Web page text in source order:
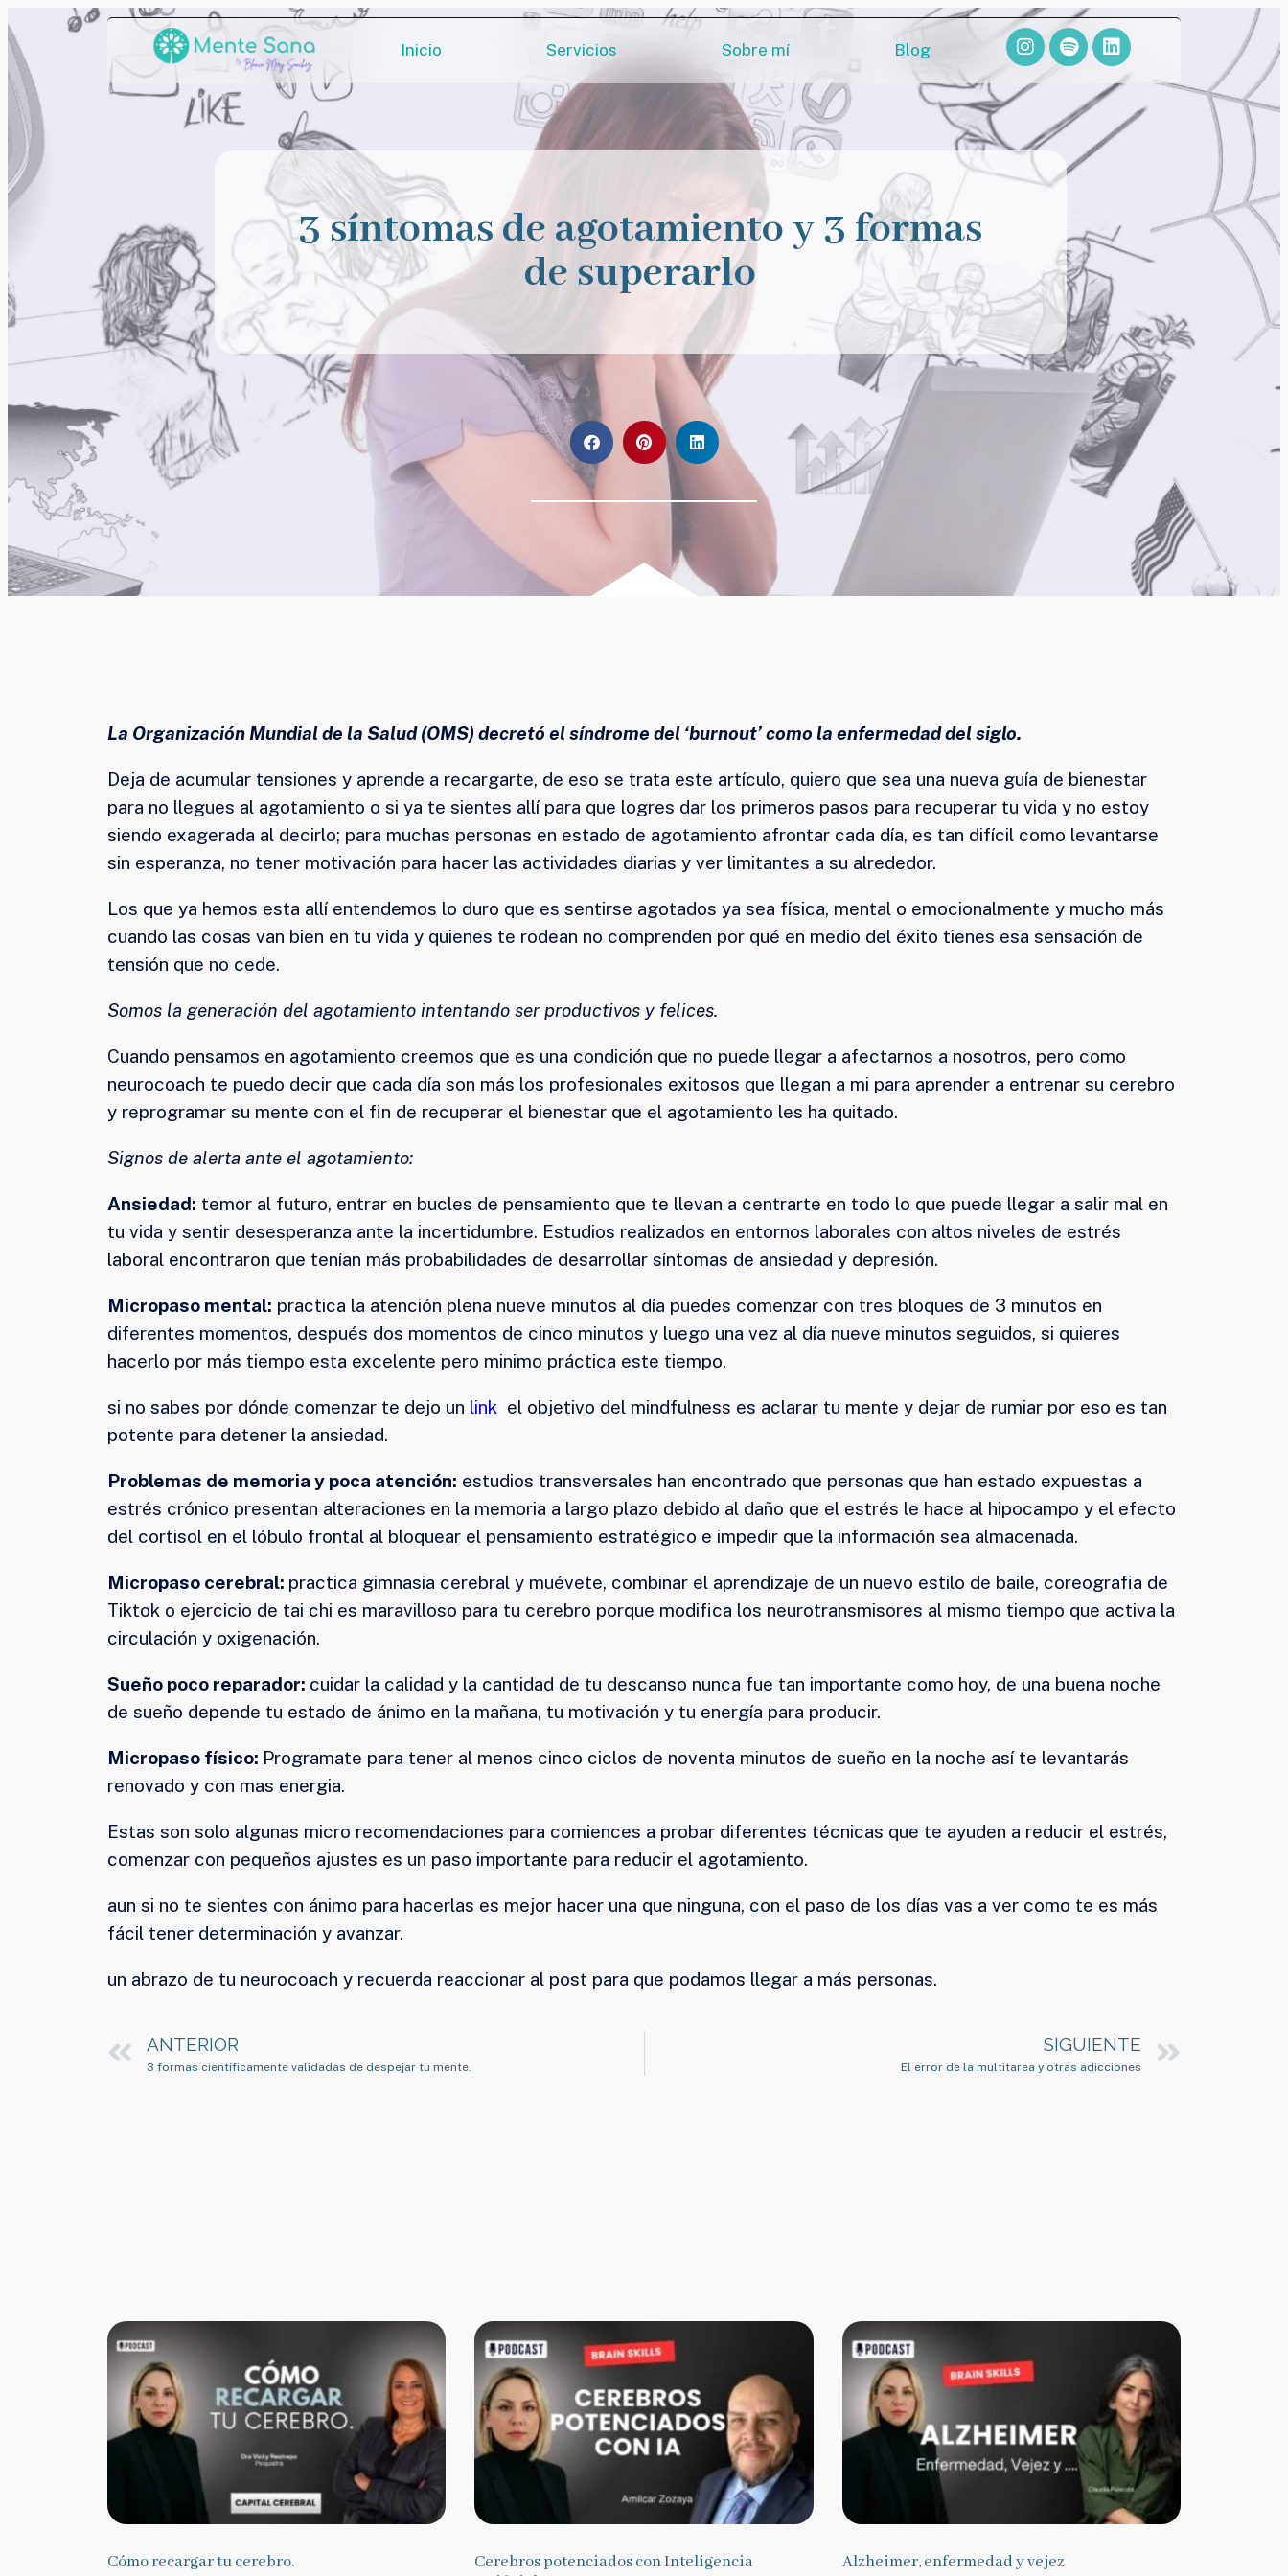
Inicio Servicios Sobre mí Blog
3 síntomas de agotamiento y 3 formas
de superarlo
La Organización Mundial de la Salud (OMS) decretó el síndrome del ‘burnout’ como la enfermedad del siglo.
Deja de acumular tensiones y aprende a recargarte, de eso se trata este artículo, quiero que sea una nueva guía de bienestar
para no llegues al agotamiento o si ya te sientes allí para que logres dar los primeros pasos para recuperar tu vida y no estoy
siendo exagerada al decirlo; para muchas personas en estado de agotamiento afrontar cada día, es tan difícil como levantarse
sin esperanza, no tener motivación para hacer las actividades diarias y ver limitantes a su alrededor.
Los que ya hemos esta allí entendemos lo duro que es sentirse agotados ya sea física, mental o emocionalmente y mucho más
cuando las cosas van bien en tu vida y quienes te rodean no comprenden por qué en medio del éxito tienes esa sensación de
tensión que no cede.
Somos la generación del agotamiento intentando ser productivos y felices.
Cuando pensamos en agotamiento creemos que es una condición que no puede llegar a afectarnos a nosotros, pero como
neurocoach te puedo decir que cada día son más los profesionales exitosos que llegan a mi para aprender a entrenar su cerebro
y reprogramar su mente con el fin de recuperar el bienestar que el agotamiento les ha quitado.
Signos de alerta ante el agotamiento:
Ansiedad: temor al futuro, entrar en bucles de pensamiento que te llevan a centrarte en todo lo que puede llegar a salir mal en
tu vida y sentir desesperanza ante la incertidumbre. Estudios realizados en entornos laborales con altos niveles de estrés
laboral encontraron que tenían más probabilidades de desarrollar síntomas de ansiedad y depresión.
Micropaso mental: practica la atención plena nueve minutos al día puedes comenzar con tres bloques de 3 minutos en
diferentes momentos, después dos momentos de cinco minutos y luego una vez al día nueve minutos seguidos, si quieres
hacerlo por más tiempo esta excelente pero minimo práctica este tiempo.
si no sabes por dónde comenzar te dejo un link el objetivo del mindfulness es aclarar tu mente y dejar de rumiar por eso es tan
potente para detener la ansiedad.
Problemas de memoria y poca atención: estudios transversales han encontrado que personas que han estado expuestas a
estrés crónico presentan alteraciones en la memoria a largo plazo debido al daño que el estrés le hace al hipocampo y el efecto
del cortisol en el lóbulo frontal al bloquear el pensamiento estratégico e impedir que la información sea almacenada.
Micropaso cerebral: practica gimnasia cerebral y muévete, combinar el aprendizaje de un nuevo estilo de baile, coreografia de
Tiktok o ejercicio de tai chi es maravilloso para tu cerebro porque modifica los neurotransmisores al mismo tiempo que activa la
circulación y oxigenación.
Sueño poco reparador: cuidar la calidad y la cantidad de tu descanso nunca fue tan importante como hoy, de una buena noche
de sueño depende tu estado de ánimo en la mañana, tu motivación y tu energía para producir.
Micropaso físico: Programate para tener al menos cinco ciclos de noventa minutos de sueño en la noche así te levantarás
renovado y con mas energia.
Estas son solo algunas micro recomendaciones para comiences a probar diferentes técnicas que te ayuden a reducir el estrés,
comenzar con pequeños ajustes es un paso importante para reducir el agotamiento.
aun si no te sientes con ánimo para hacerlas es mejor hacer una que ninguna, con el paso de los días vas a ver como te es más
fácil tener determinación y avanzar.
un abrazo de tu neurocoach y recuerda reaccionar al post para que podamos llegar a más personas.
ANTERIOR
3 formas científicamente validadas de despejar tu mente.
SIGUIENTE
El error de la multitarea y otras adicciones
Cómo recargar tu cerebro.
Cerebros potenciados con Inteligencia
Alzheimer, enfermedad y vejez